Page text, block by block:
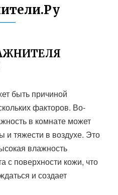
быть причиной
факторов. Во-
в комнате может
и тяжести в воздухе. Это
влажность
с поверхности кожи, что
и создает